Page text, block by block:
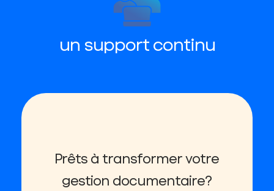
un support continu
Prêts à transformer votre
gestion documentaire?